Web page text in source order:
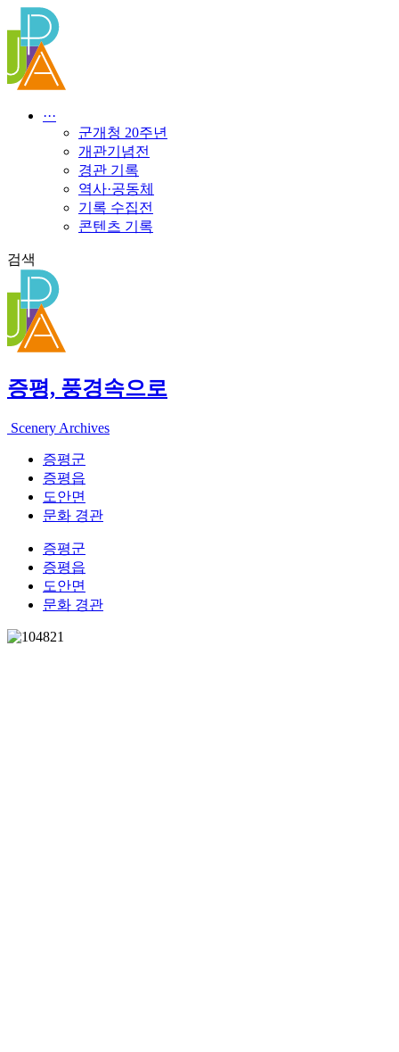
텐
로
건
···
군개청 20주년
개관기념전
경관 기록
역사·공동체
기록 수집전
콘텐츠 기록
검색
증평, 풍경속으로
Scenery Archives
증평군
증평읍
도안면
문화 경관
증평군
증평읍
도안면
문화 경관